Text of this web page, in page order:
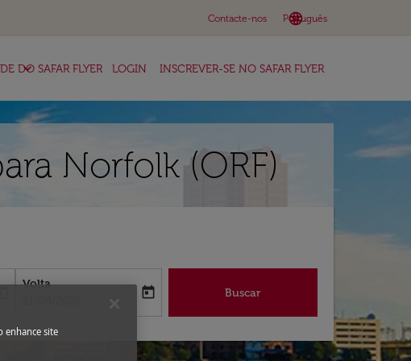
Contacte-nos language
Português
keyboard_arrow_down
DO SAFAR FLYER
keyboard_arrow_down LOGIN INSCREVER-SE NO SAFAR FLYER
Norfolk (ORF)
Volta
fc-booking-return-date-aria-label
today Buscar
enhance site